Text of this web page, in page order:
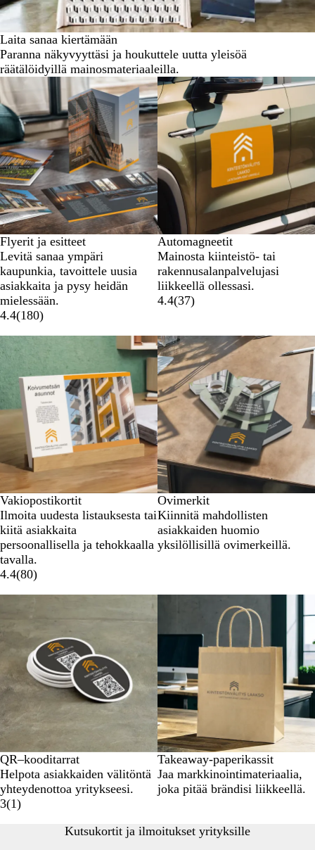
Laita sanaa kiertämään
Paranna näkyvyyttäsi ja houkuttele uutta yleisöä
räätälöidyillä mainosmateriaaleilla.
Flyerit ja esitteet
Levitä sanaa ympäri
kaupunkia, tavoittele uusia
asiakkaita ja pysy heidän
mielessään.
4.4(180)
Uudet vaihtoehdot
Automagneetit
Mainosta kiinteistö- tai
rakennusalanpalvelujasi
liikkeellä ollessasi.
4.4(37)
Vakiopostikortit
Ilmoita uudesta listauksesta tai
kiitä asiakkaita
persoonallisella ja tehokkaalla
tavalla.
4.4(80)
Ovimerkit
Kiinnitä mahdollisten
asiakkaiden huomio
yksilöllisillä ovimerkeillä.
QR–kooditarrat
Helpota asiakkaiden välitöntä
yhteydenottoa yritykseesi.
3(1)
Takeaway-paperikassit
Jaa markkinointimateriaalia,
joka pitää brändisi liikkeellä.
Kutsukortit ja ilmoitukset yrityksille